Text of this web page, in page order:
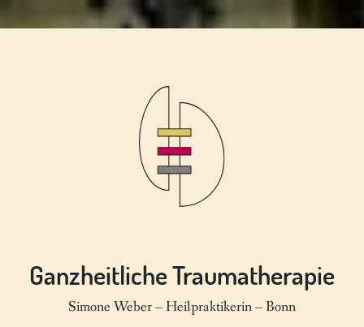
Ganzheitliche Traumatherapie
Simone Weber – Heilpraktikerin – Bonn